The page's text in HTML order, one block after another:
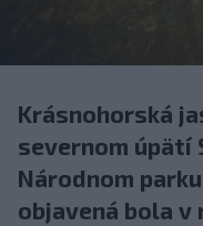
Krásnohorská
severnom úpätí
Národnom
objavená bola v